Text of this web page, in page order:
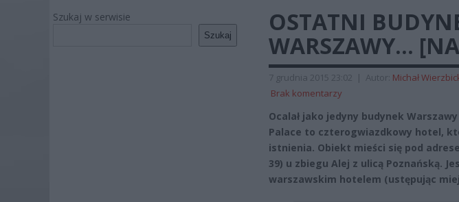
Szukaj w serwisie
Szukaj
OSTATNI
WARSZAWY…
7 grudnia 2015 23:02 | Autor: Michał
Brak komentarzy
Ocalał jako jedyny budynek
Palace to czterogwiazdkowy hotel,
istnienia. Obiekt mieści się pod
39) u zbiegu Alej z ulicą Poznańską.
warszawskim hotelem (ustępując